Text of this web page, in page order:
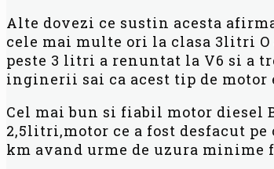
Alte dovezi ce sustin acesta
cele mai multe ori la clasa 3litri
peste 3 litri a renuntat la V6 si a
inginerii sai ca acest tip de
Cel mai bun si fiabil motor diesel
2,5litri,motor ce a fost desfacut
km avand urme de uzura